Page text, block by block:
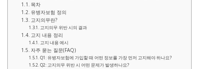
목차
유병자보험 정의
고지의무란?
고지의무 위반 시의 결과
고지 내용 정리
고지 내용 예시
자주 묻는 질문(FAQ)
Q1: 유병자보험에 가입할 때 어떤 정보를 가장 먼저 고지해야 하나요?
Q2: 고지의무 위반 시 어떤 문제가 발생하나요?